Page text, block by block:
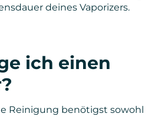
deines Vaporizers.
ich einen
Reinigung benötigst sowohl